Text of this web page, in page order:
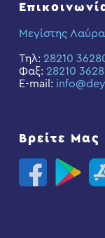
Μεγίστης
Τηλ: 28210
Φαξ: 28210
E-mail:
Βρείτε Μας